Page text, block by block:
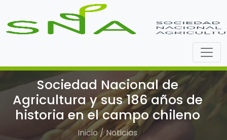
Sociedad Nacional de
Agricultura y sus 186 años de
historia en el campo chileno
Inicio / Noticias